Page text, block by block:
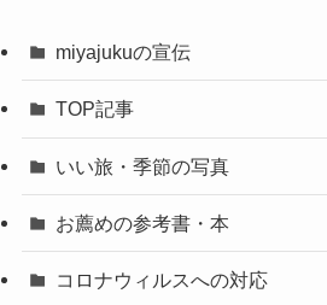
miyajukuの宣伝
TOP記事
いい旅・季節の写真
お薦めの参考書・本
コロナウィルスへの対応